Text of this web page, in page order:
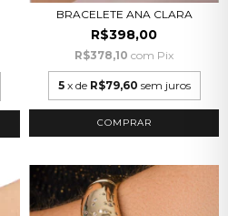
BRACELETE ANA CLARA
R$398,00
R$378,10 com Pix
5 x de R$79,60 sem juros
COMPRAR